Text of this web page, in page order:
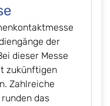
der
dieser Messe
zukünftigen
Zahlreiche
das